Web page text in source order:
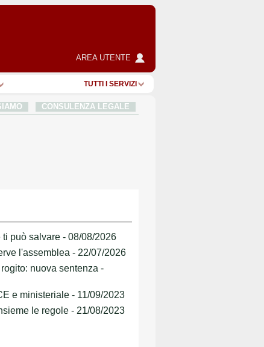
AREA UTENTE
TUTTI I SERVIZI
CONSULENZA LEGALE
può salvare - 08/08/2026
l'assemblea - 22/07/2026
nuova sentenza -
e ministeriale - 11/09/2023
le regole - 21/08/2023